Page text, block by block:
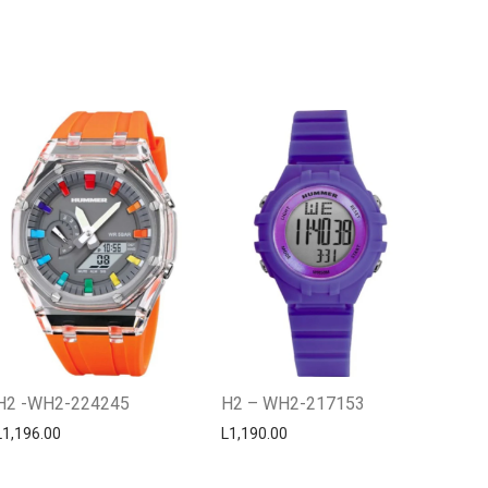
-WH2-224245
1,196.00
H2 – WH2-217153
L1,190.00
Centro Citizen
Typically replies within a day